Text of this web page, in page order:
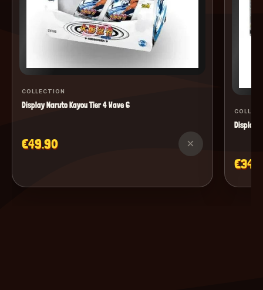
COLLECTION
Display Naruto Kayou Tier 4 Wave 6
€49.90 ×
Display